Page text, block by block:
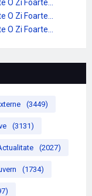
O Zi Foarte...
O Zi Foarte...
O Zi Foarte...
(3449)
(3131)
(2027)
(1734)